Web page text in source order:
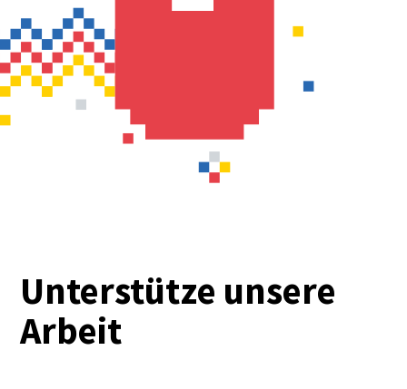
Unterstütze unsere
Arbeit